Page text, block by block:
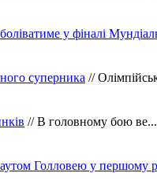
у фіналі
суперника //
// В головному бою ве...
Голловею у першому